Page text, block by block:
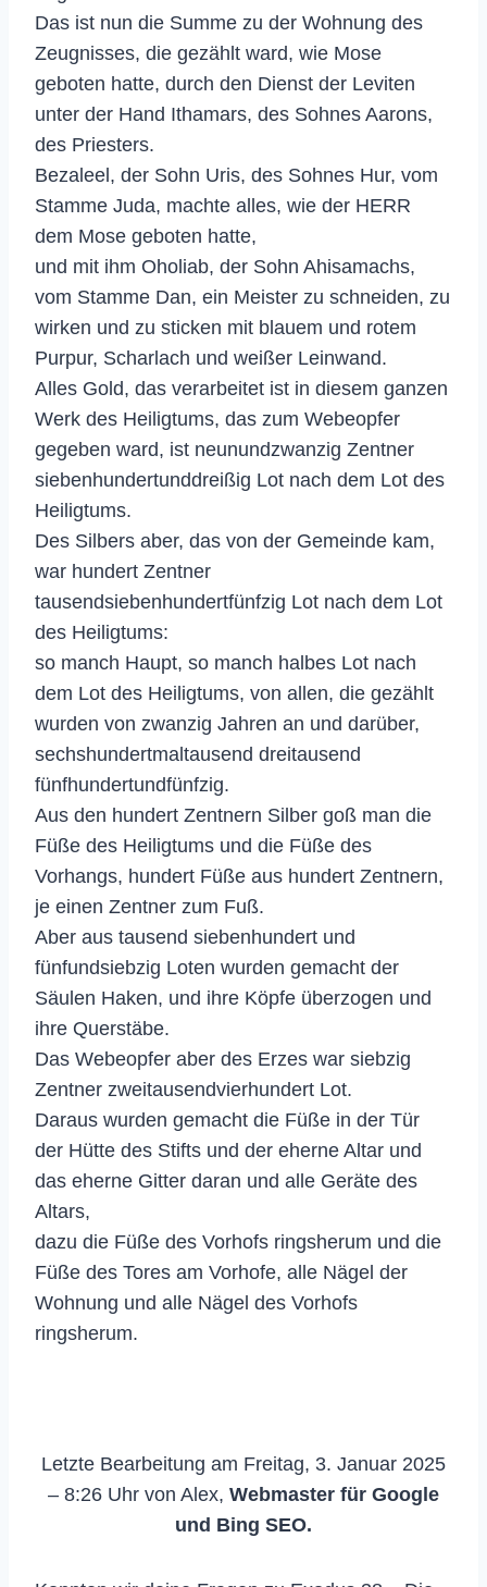
Das ist nun die Summe zu der Wohnung des
Zeugnisses, die gezählt ward, wie Mose
geboten hatte, durch den Dienst der Leviten
unter der Hand Ithamars, des Sohnes Aarons,
des Priesters.
Bezaleel, der Sohn Uris, des Sohnes Hur, vom
Stamme Juda, machte alles, wie der HERR
dem Mose geboten hatte,
und mit ihm Oholiab, der Sohn Ahisamachs,
vom Stamme Dan, ein Meister zu schneiden, zu
wirken und zu sticken mit blauem und rotem
Purpur, Scharlach und weißer Leinwand.
Alles Gold, das verarbeitet ist in diesem ganzen
Werk des Heiligtums, das zum Webeopfer
gegeben ward, ist neunundzwanzig Zentner
siebenhundertunddreißig Lot nach dem Lot des
Heiligtums.
Des Silbers aber, das von der Gemeinde kam,
war hundert Zentner
tausendsiebenhundertfünfzig Lot nach dem Lot
des Heiligtums:
so manch Haupt, so manch halbes Lot nach
dem Lot des Heiligtums, von allen, die gezählt
wurden von zwanzig Jahren an und darüber,
sechshundertmaltausend dreitausend
fünfhundertundfünfzig.
Aus den hundert Zentnern Silber goß man die
Füße des Heiligtums und die Füße des
Vorhangs, hundert Füße aus hundert Zentnern,
je einen Zentner zum Fuß.
Aber aus tausend siebenhundert und
fünfundsiebzig Loten wurden gemacht der
Säulen Haken, und ihre Köpfe überzogen und
ihre Querstäbe.
Das Webeopfer aber des Erzes war siebzig
Zentner zweitausendvierhundert Lot.
Daraus wurden gemacht die Füße in der Tür
der Hütte des Stifts und der eherne Altar und
das eherne Gitter daran und alle Geräte des
Altars,
dazu die Füße des Vorhofs ringsherum und die
Füße des Tores am Vorhofe, alle Nägel der
Wohnung und alle Nägel des Vorhofs
ringsherum.
Letzte Bearbeitung am Freitag, 3. Januar 2025
– 8:26 Uhr von Alex, Webmaster für Google
und Bing SEO.